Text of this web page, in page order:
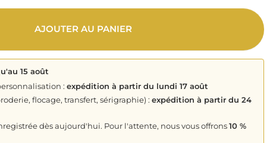
AJOUTER AU PANIER
15 août
: expédition à partir du lundi 17 août
flocage, transfert, sérigraphie) : expédition à partir du 24
dès aujourd'hui. Pour l'attente, nous vous offrons10 %